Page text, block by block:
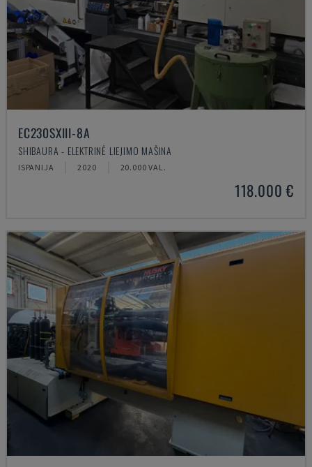
EC230SXIII-8A
SHIBAURA - ELEKTRINĖ LIEJIMO MAŠINA
ISPANIJA 2020 20.000 VAL.
118.000 €